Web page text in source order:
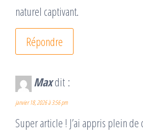
naturel captivant.
Répondre
Maxdit :
janvier 18, 2026 à 3:56 pm
Super article ! J’ai appris plein de